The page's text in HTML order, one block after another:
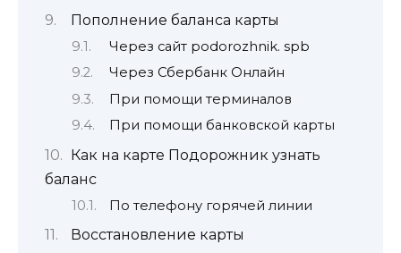
Пополнение баланса карты
Через сайт podorozhnik. spb
Через Сбербанк Онлайн
При помощи терминалов
При помощи банковской карты
Как на карте Подорожник узнать
баланс
По телефону горячей линии
Восстановление карты